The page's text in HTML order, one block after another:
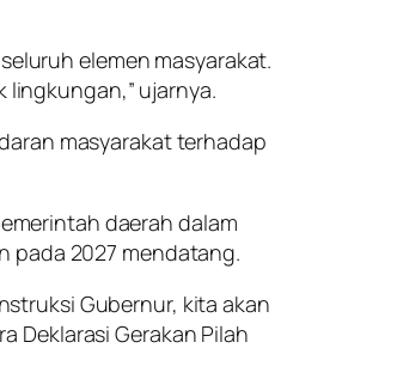
elemen masyarakat.
lingkungan,” ujarnya.
masyarakat terhadap
daerah dalam
pada 2027 mendatang.
Gubernur, kita akan
Deklarasi Gerakan Pilah